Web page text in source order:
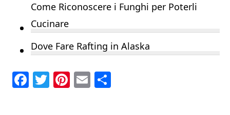
Come Riconoscere i Funghi per Poterli
Cucinare
Dove Fare Rafting in Alaska
F T Pi E